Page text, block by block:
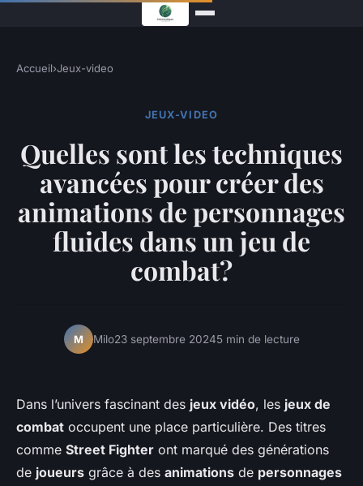
Accueil›Jeux-video
JEUX-VIDEO
Quelles sont les techniques
avancées pour créer des
animations de personnages
fluides dans un jeu de
combat?
M Milo23 septembre 20245 min de lecture
Dans l’univers fascinant des jeux vidéo, les jeux de
combat occupent une place particulière. Des titres
comme Street Fighter ont marqué des générations
de joueurs grâce à des animations de personnages